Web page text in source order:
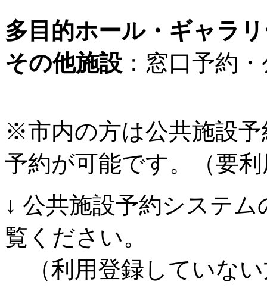
多目的ホール・ギャラ
その他施設 ：窓口予約
※市内の方は公共施設
予約が可能です。（要
↓ 公共施設予約システ
覧ください。
（利用登録していな